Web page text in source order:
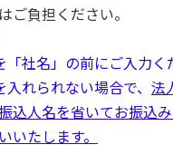
ご負担ください。
「社名」の前にご入力く
れられない場合で、 法
込人名を省いてお振込
いたします。